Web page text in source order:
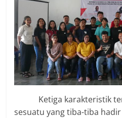
Ketiga karakteristik
sesuatu yang tiba-tiba